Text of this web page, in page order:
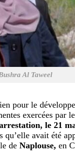
Al Taweel
pour le
exercées par
le 21
qu’elle avait été
de Naplouse, en